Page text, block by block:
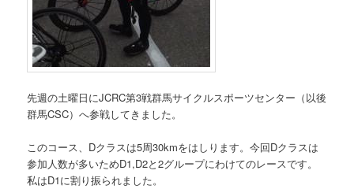
先週の土曜日にJCRC第3戦群馬サイクルスポーツセンター（以後
群馬CSC）へ参戦してきました。
このコース、Dクラスは5周30kmをはしります。今回Dクラスは
参加人数が多いためD1,D2と2グループにわけてのレースです。
私はD1に割り振られました。